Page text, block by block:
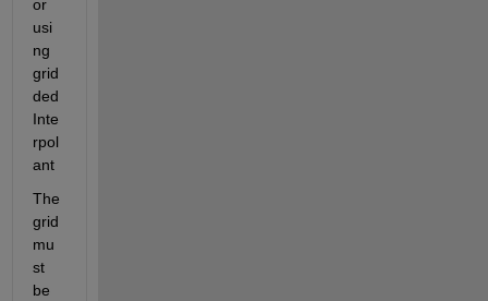
or
usi
ng
grid
ded
Inte
rpol
ant
The
grid
mu
st
be